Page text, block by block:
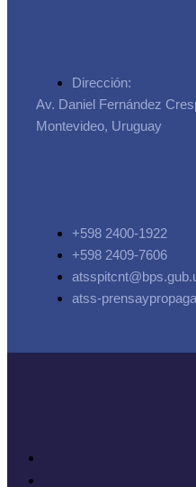
Dirección:
Av. Daniel Fernández
Montevideo, Uruguay
+598 2400-1922
+598 2409-7606
atss-